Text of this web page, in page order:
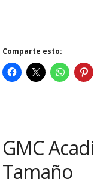
Comparte esto:
GMC
Tamaño